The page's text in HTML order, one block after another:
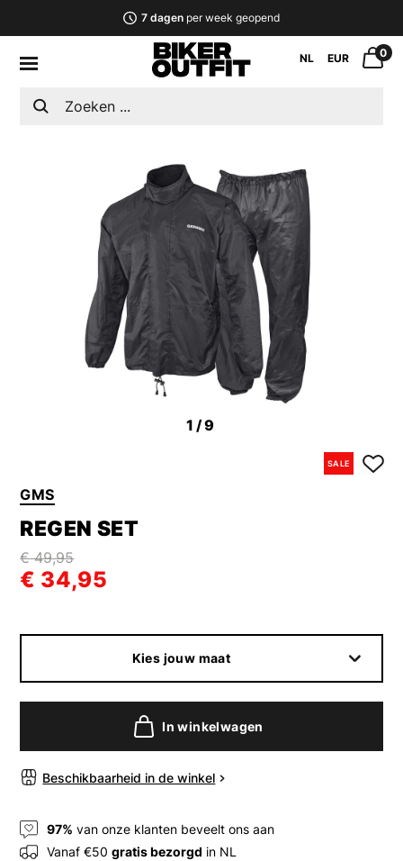
7 dagenper week geopend
NL EUR 0
1 /9
SALE
GMS
REGEN SET
€ 49,95
€ 34,95
Kies jouw maat
In winkelwagen
Beschikbaarheid in de winkel
97% van onze klanten beveelt ons aan
Vanaf €50gratis bezorgd in NL